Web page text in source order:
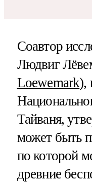
Соавтор
Людвиг
Loewemark),
Тайваня,
может быть
по которой
древние